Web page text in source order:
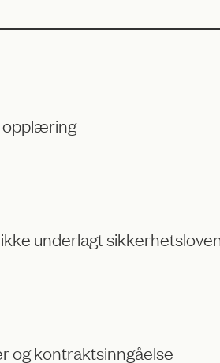
opplæring
underlagt
og kontraktsinngåelse